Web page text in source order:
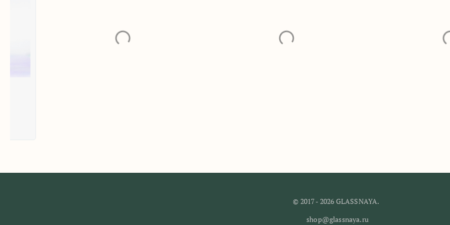
© 2017 - 2026 GLASSNAYA.
shop@glassnaya.ru